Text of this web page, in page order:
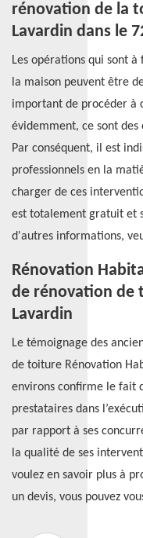
rénovation de la
Lavardin dans le
Les opérations qui sont
la maison peuvent être
important de procéder à
évidemment, ce sont
Par conséquent, il est
professionnels en la
charger de ces
est totalement gratuit et
d'autres informations,
Rénovation
de rénovation de
Lavardin
Le témoignage des
de toiture Rénovation
environs confirme le fait
prestataires dans
par rapport à ses
la qualité de ses
voulez en savoir plus à
un devis, vous pouvez